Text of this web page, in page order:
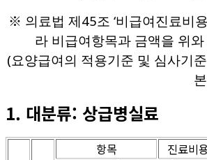
※ 의료법 제45조 ‘비급여진료비
라 비급여항목과 금액을 위
(요양급여의 적용기준 및 심사기
1. 대분류: 상급병실료
항목 진료비